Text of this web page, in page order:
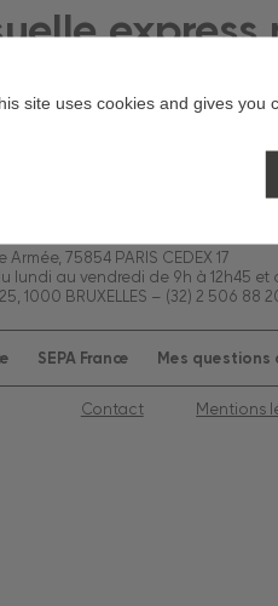
express
75854 PARIS CEDEX 17
lundi au vendredi de 9h à 12h45 et
1000 BRUXELLES – (32) 2 506 88
SEPA France Mes questions
Contact Mentions
site uses cookies and gives you